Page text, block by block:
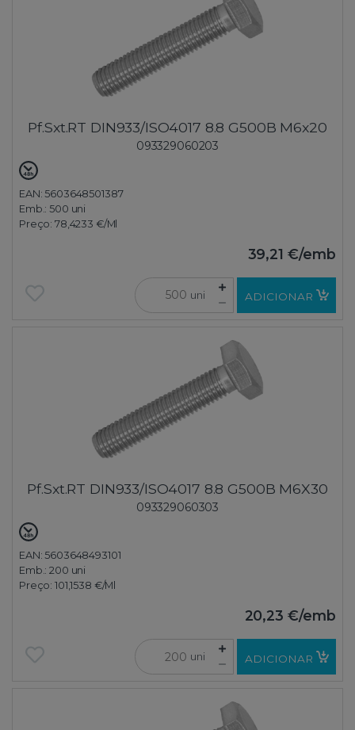
Pf.Sxt.RT DIN933/ISO4017 8.8 G500B M6x20
093329060203
EAN: 5603648501387
Emb.:500 uni
Preço: 78,4233 €/Ml
39,21 €/emb
uni ADICIONAR
Pf.Sxt.RT DIN933/ISO4017 8.8 G500B M6X30
093329060303
EAN: 5603648493101
Emb.:200 uni
Preço: 101,1538 €/Ml
20,23 €/emb
uni ADICIONAR